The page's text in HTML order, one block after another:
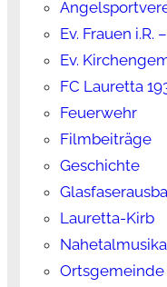
Ev. Frauen i.R.
Ev.
FC Lauretta
Feuerwehr
Filmbeiträge
Geschichte
Lauretta-Kirb
Ortsgemeinde